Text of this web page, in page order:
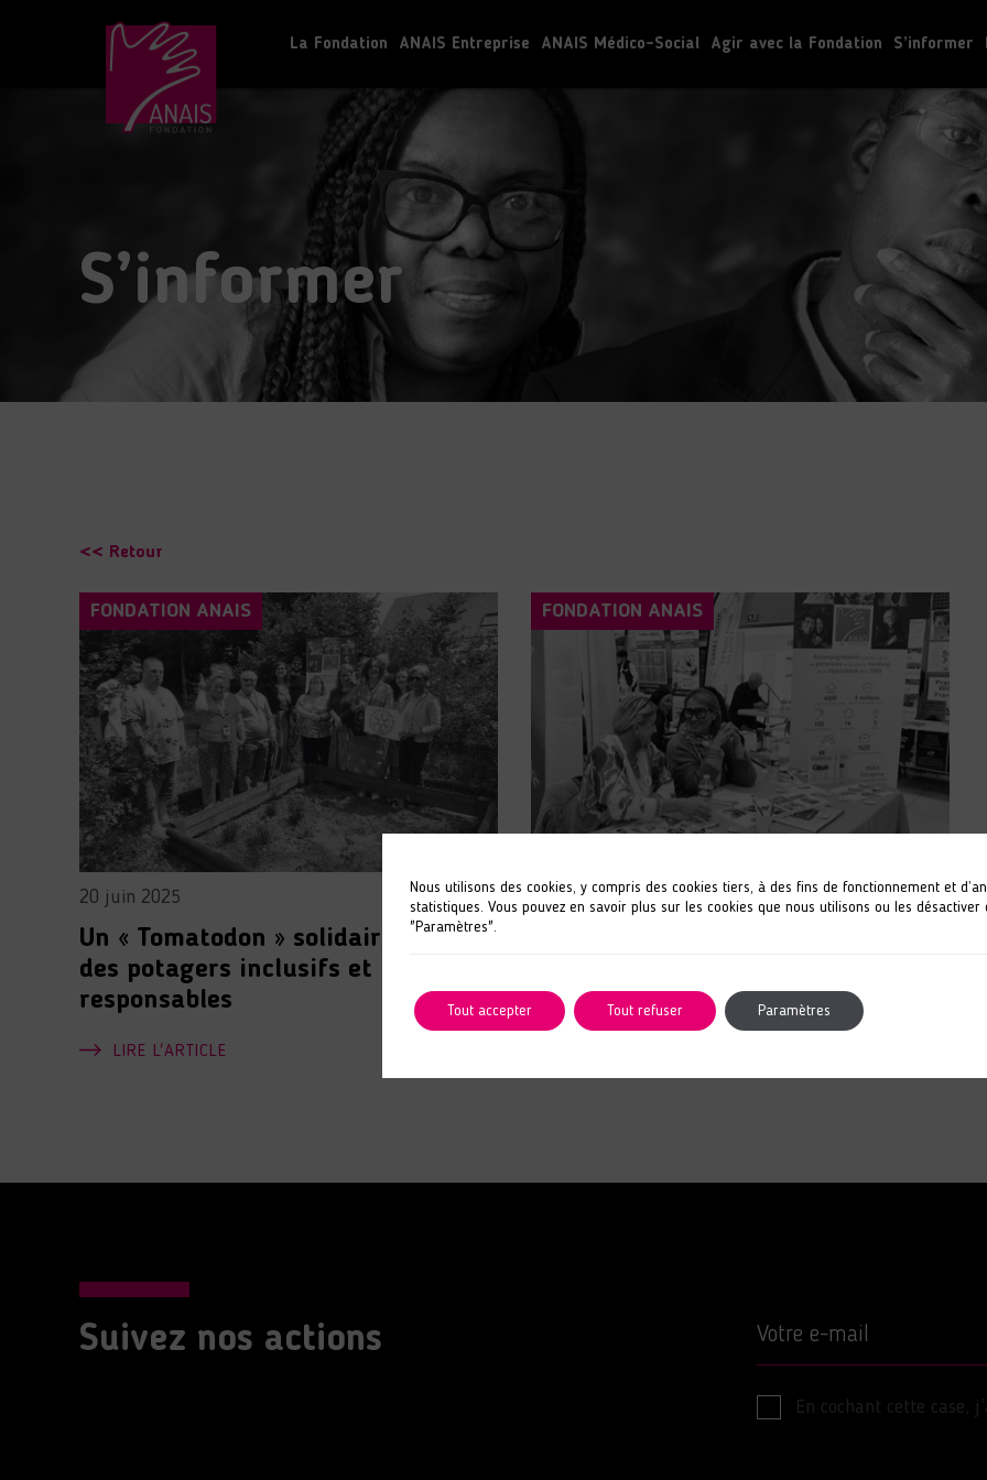
La Fondation ANAIS Entreprise ANAIS Médico-Social Agir avec la Fondation S’informer
S’informer
<< Retour
FONDATION ANAIS
20 juin 2025
Un « Tomatodon » solidaire pour
des potagers inclusifs et
responsables
LIRE L'ARTICLE
FONDATION ANAIS
09 octobre 2024
LIRE L'ARTICLE
Suivez nos actions Votre e-mail
En cochant cette case,
Nous utilisons des cookies, y compris des cookies tiers, à des fins de fonctionnement et
statistiques. Vous pouvez en savoir plus sur les cookies que nous utilisons ou les désactiver
"Paramètres".
Tout accepter Tout refuser Paramètres